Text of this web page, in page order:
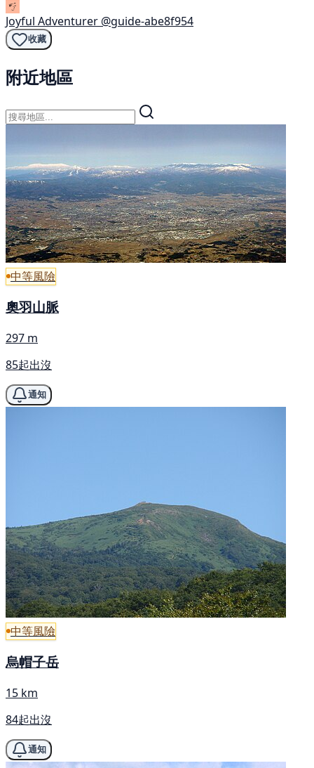
Joyful Adventurer @guide-abe8f954
收藏
附近地區
中等風險
奧羽山脈
297 m
85起出沒
通知
中等風險
烏帽子岳
15 km
84起出沒
通知